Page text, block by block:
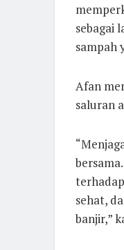
sebagai
sampah
Afan
saluran
sehat,
banjir,”